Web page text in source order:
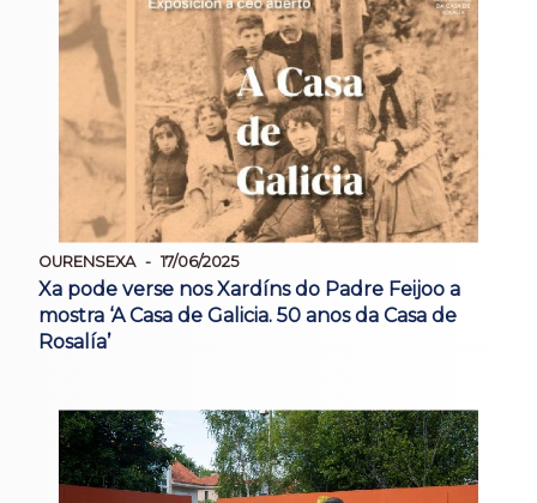
OURENSEXA 17/06/2025
Xa pode verse nos Xardíns do Padre Feijoo a
mostra ‘A Casa de Galicia. 50 anos da Casa de
Rosalía’